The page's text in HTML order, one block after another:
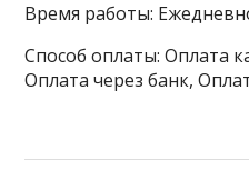
Время работы:
Способ оплаты: Оплата
Оплата через банк,